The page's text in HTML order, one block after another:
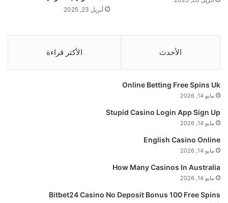
أبريل 23, 2025
الأحدث الأكثر قراءة
Online Betting Free Spins Uk
مايو 14, 2026
Stupid Casino Login App Sign Up
مايو 14, 2026
English Casino Online
مايو 14, 2026
How Many Casinos In Australia
مايو 14, 2026
Bitbet24 Casino No Deposit Bonus 100 Free Spins